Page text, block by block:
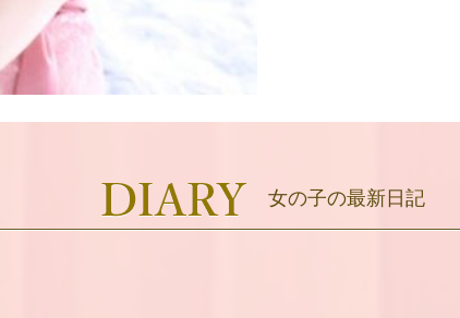
女の子の最新日記